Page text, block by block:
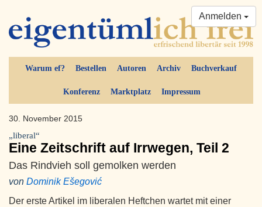
Warum ef? Bestellen Autoren Archiv Buchverkauf
Konferenz Marktplatz Impressum
Anmelden
30. November 2015
„liberal“
Eine Zeitschrift auf Irrwegen, Teil 2
Das Rindvieh soll gemolken werden
von Dominik Ešegović
Der erste Artikel im liberalen Heftchen wartet mit einer